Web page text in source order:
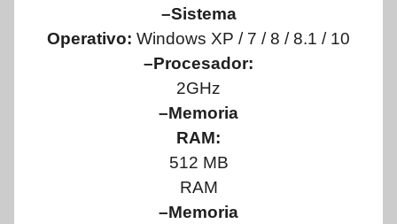
–Sistema
Operativo: Windows XP / 7 / 8 / 8.1 / 10
–Procesador:
2GHz
–Memoria
RAM:
512 MB
RAM
–Memoria